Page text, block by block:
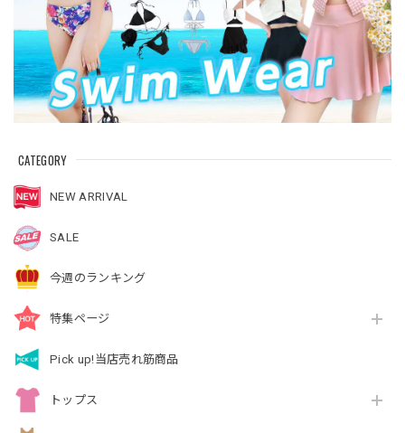
CATEGORY
NEW ARRIVAL
SALE
今週のランキング
特集ページ
Pick up!当店売れ筋商品
トップス